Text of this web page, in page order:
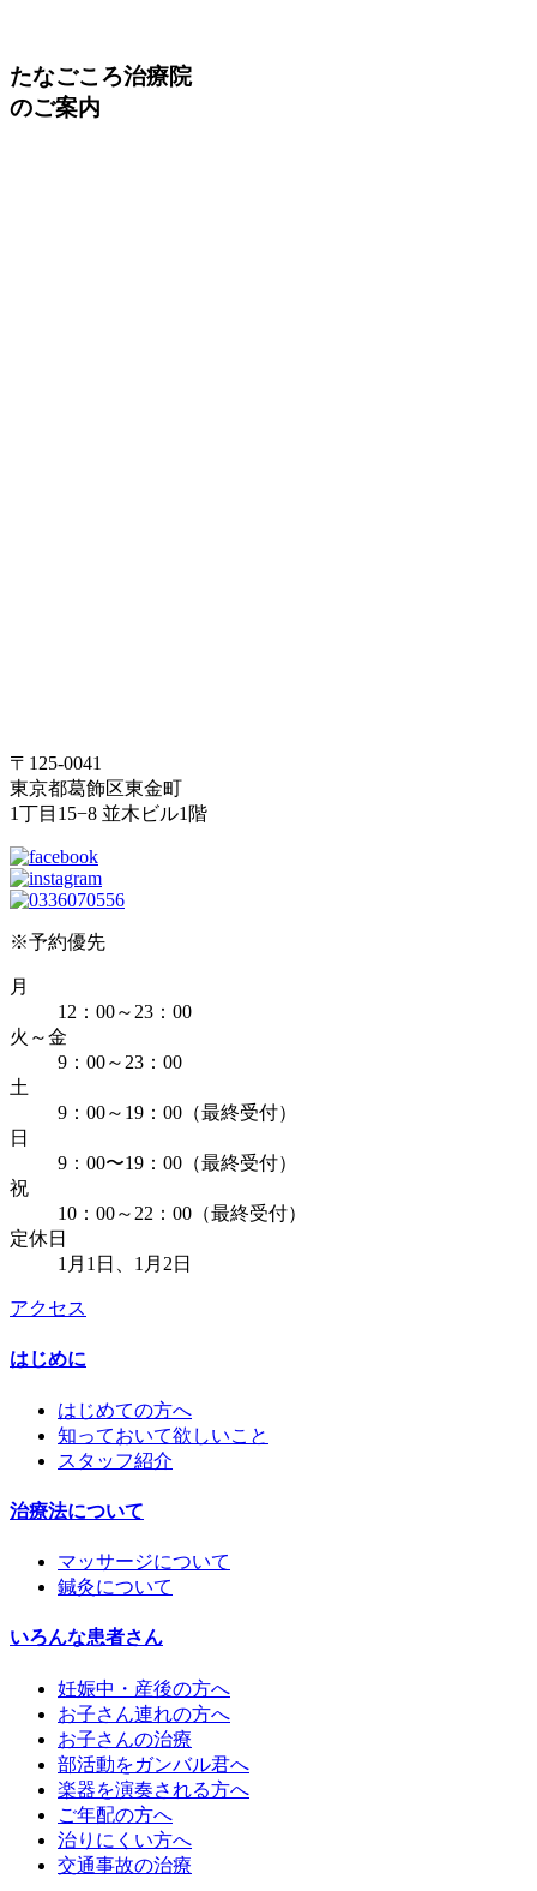
たなごころ治療院
のご案内
〒125-0041
東京都葛飾区東金町
1丁目15−8 並木ビル1階
※予約優先
月
12：00～23：00
火～金
9：00～23：00
土
9：00～19：00（最終受付）
日
9：00〜19：00（最終受付）
祝
10：00～22：00（最終受付）
定休日
1月1日、1月2日
アクセス
はじめに
はじめての方へ
知っておいて欲しいこと
スタッフ紹介
治療法について
マッサージについて
鍼灸について
いろんな患者さん
妊娠中・産後の方へ
お子さん連れの方へ
お子さんの治療
部活動をガンバル君へ
楽器を演奏される方へ
ご年配の方へ
治りにくい方へ
交通事故の治療